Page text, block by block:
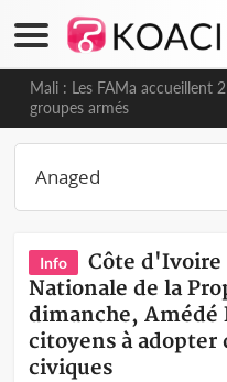
Mali : Les FAMa accueillent
groupes armés
Info
Côte d'Ivoire
Nationale de la
dimanche, Amédé
citoyens à
civiques